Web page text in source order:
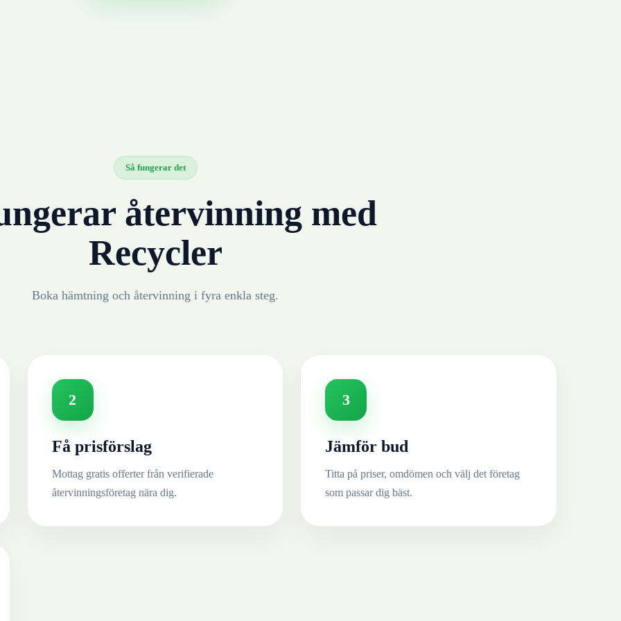
Så fungerar det
återvinning med
Recycler
Boka hämtning och återvinning i fyra enkla steg.
2
Få prisförslag
Mottag gratis offerter från verifierade
återvinningsföretag nära dig.
3
Jämför bud
Titta på priser, omdömen och välj det företag
som passar dig bäst.